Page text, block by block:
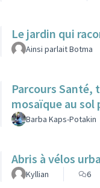
Le jardin qui
Ainsi parlait Botma
Parcours Santé,
mosaïque au sol
Barba Kaps-Potakin
Abris à vélos
Kyllian 6